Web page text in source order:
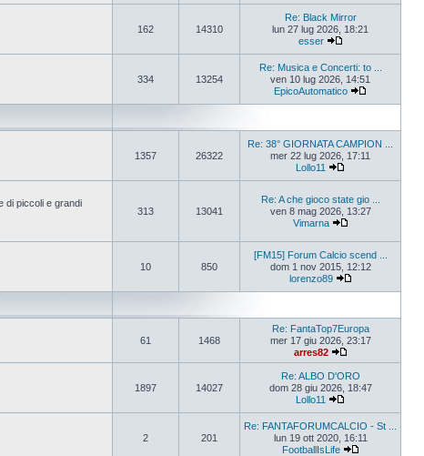
162 14310
Re: Black Mirror
lun 27 lug 2026, 18:21
esser
334 13254
Re: Musica e Concerti: to ...
ven 10 lug 2026, 14:51
EpicoAutomatico
1357 26322
Re: 38° GIORNATA CAMPION ...
mer 22 lug 2026, 17:11
Lollo11
di piccoli e grandi
313 13041
Re: A che gioco state gio ...
ven 8 mag 2026, 13:27
Vimarna
10 850
[FM15] Forum Calcio scend ...
dom 1 nov 2015, 12:12
lorenzo89
61 1468
Re: FantaTop7Europa
mer 17 giu 2026, 23:17
arres82
1897 14027
Re: ALBO D'ORO
dom 28 giu 2026, 18:47
Lollo11
2 201
Re: FANTAFORUMCALCIO - St ...
lun 19 ott 2020, 16:11
FootballIsLife